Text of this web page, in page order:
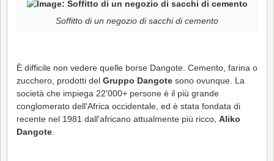
Soffitto di un negozio di sacchi di cemento
È difficile non vedere quelle borse Dangote. Cemento, farina o
zucchero, prodotti del Gruppo Dangote sono ovunque. La
società che impiega 22'000+ persone è il più grande
conglomerato dell'Africa occidentale, ed è stata fondata di
recente nel 1981 dall'africano attualmente più ricco, Aliko
Dangote